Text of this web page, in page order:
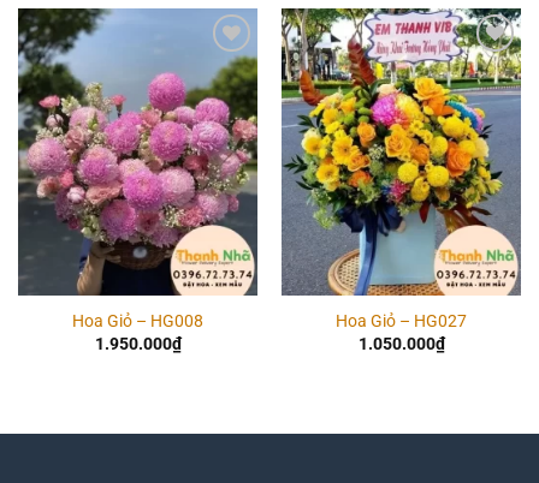
Add to
wishlist
Hoa Giỏ – HG008
1.950.000₫
Add to
wishlist
Hoa Giỏ – HG027
1.050.000₫